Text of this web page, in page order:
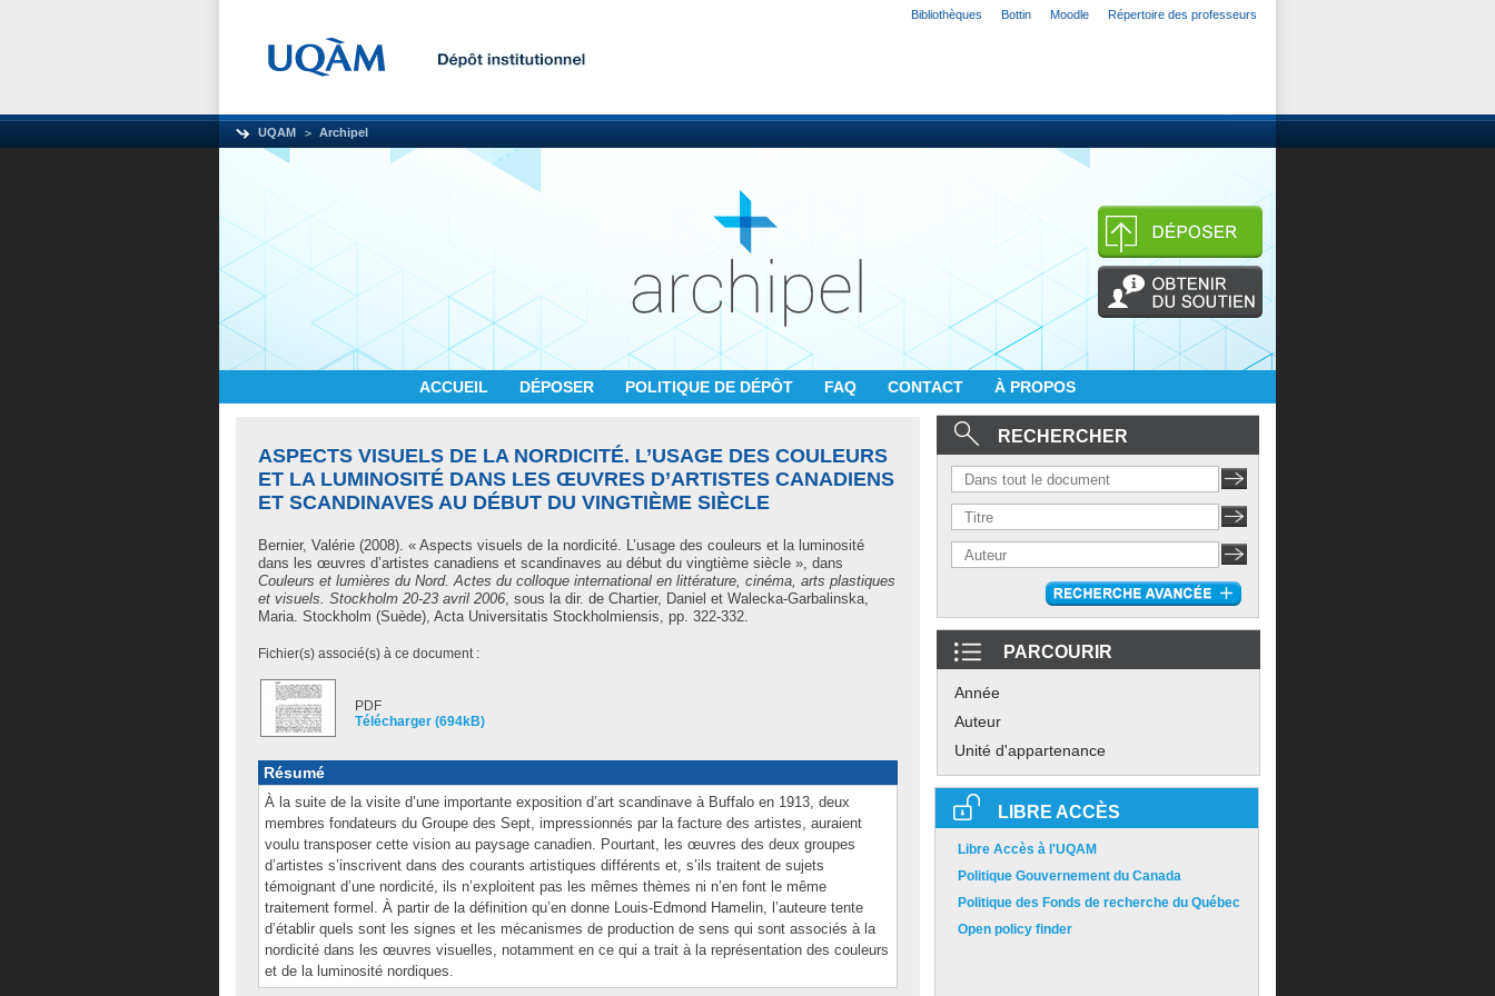
Bibliothèques Bottin Moodle Répertoire des professeurs
UQAM Archipel
ACCUEIL DÉPOSER POLITIQUE DE DÉPÔT FAQ CONTACT À PROPOS
ASPECTS VISUELS DE LA NORDICITÉ. L’USAGE DES COULEURS
ET LA LUMINOSITÉ DANS LES ŒUVRES D’ARTISTES CANADIENS
ET SCANDINAVES AU DÉBUT DU VINGTIÈME SIÈCLE
Bernier, Valérie (2008). « Aspects visuels de la nordicité. L’usage des couleurs et la luminosité
dans les œuvres d’artistes canadiens et scandinaves au début du vingtième siècle », dans
Couleurs et lumières du Nord. Actes du colloque international en littérature, cinéma, arts plastiques
et visuels. Stockholm 20-23 avril 2006, sous la dir. de Chartier, Daniel et Walecka-Garbalinska,
Maria. Stockholm (Suède), Acta Universitatis Stockholmiensis, pp. 322-332.
Fichier(s) associé(s) à ce document :
PDF
Télécharger (694kB)
Résumé
À la suite de la visite d’une importante exposition d’art scandinave à Buffalo en 1913, deux
membres fondateurs du Groupe des Sept, impressionnés par la facture des artistes, auraient
voulu transposer cette vision au paysage canadien. Pourtant, les œuvres des deux groupes
d’artistes s’inscrivent dans des courants artistiques différents et, s’ils traitent de sujets
témoignant d’une nordicité, ils n’exploitent pas les mêmes thèmes ni n’en font le même
traitement formel. À partir de la définition qu’en donne Louis-Edmond Hamelin, l’auteure tente
d’établir quels sont les signes et les mécanismes de production de sens qui sont associés à la
nordicité dans les œuvres visuelles, notamment en ce qui a trait à la représentation des couleurs
et de la luminosité nordiques.
RECHERCHER
PARCOURIR
Année
Auteur
Unité d'appartenance
LIBRE ACCÈS
Libre Accès à l'UQAM
Politique Gouvernement du Canada
Politique des Fonds de recherche du Québec
Open policy finder